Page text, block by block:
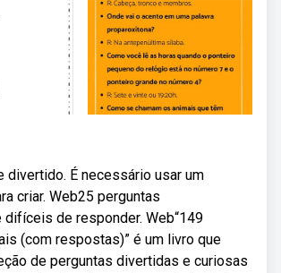
divertido. É necessário usar um
criar. Web25 perguntas
difíceis de responder. Web“149
(com respostas)” é um livro que
de perguntas divertidas e curiosas